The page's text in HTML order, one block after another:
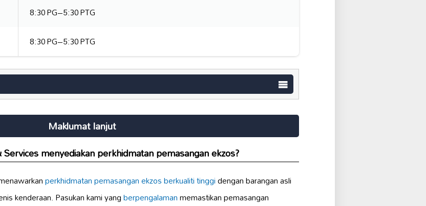
8:30 PG–5:30 PTG
8:30 PG–5:30 PTG
Maklumat lanjut
menyediakan perkhidmatan pemasangan ekzos?
perkhidmatan pemasanganekzos berkualiti tinggidengan barangan asli
kenderaan. Pasukan kami yangberpengalamanmemastikan pemasangan